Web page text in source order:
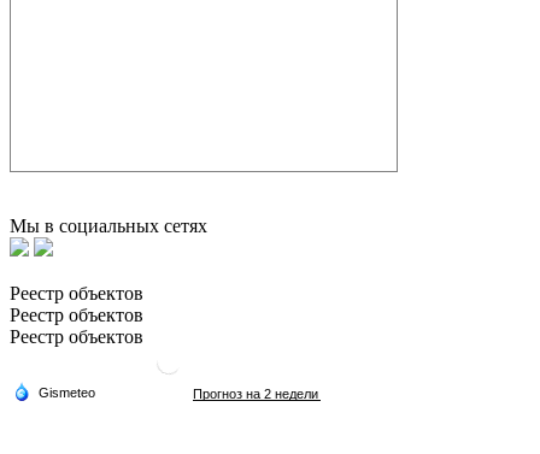
Мы в социальных сетях
Реестр объектов
Реестр объектов
Реестр объектов